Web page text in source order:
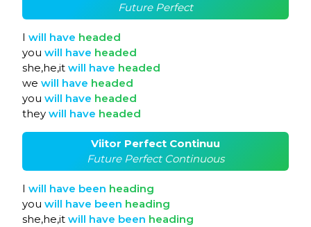
Future Perfect
I will have headed
you will have headed
she,he,it will have headed
we will have headed
you will have headed
they will have headed
Viitor Perfect Continuu
Future Perfect Continuous
I will have been heading
you will have been heading
she,he,it will have been heading